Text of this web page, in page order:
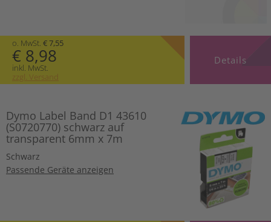
o. MwSt. € 7,55
€ 8,98
inkl. MwSt.
zzgl. Versand
Details
Dymo Label Band D1 43610
(S0720770) schwarz auf
transparent 6mm x 7m
Schwarz
Passende Geräte anzeigen